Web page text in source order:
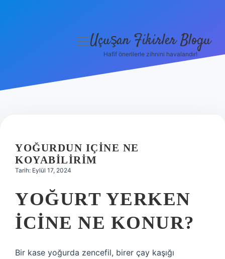
Hakkımızda
menüyü
Uçuşan Fikirler Blogu
Hafif önerilerle zihnini havalandır!
YOĞURDUN IÇINE NE
KOYABILIRIM
Tarih: Eylül 17, 2024
YOĞURT YERKEN
ICINE NE KONUR?
Bir kase yoğurda zencefil, birer çay kaşığı